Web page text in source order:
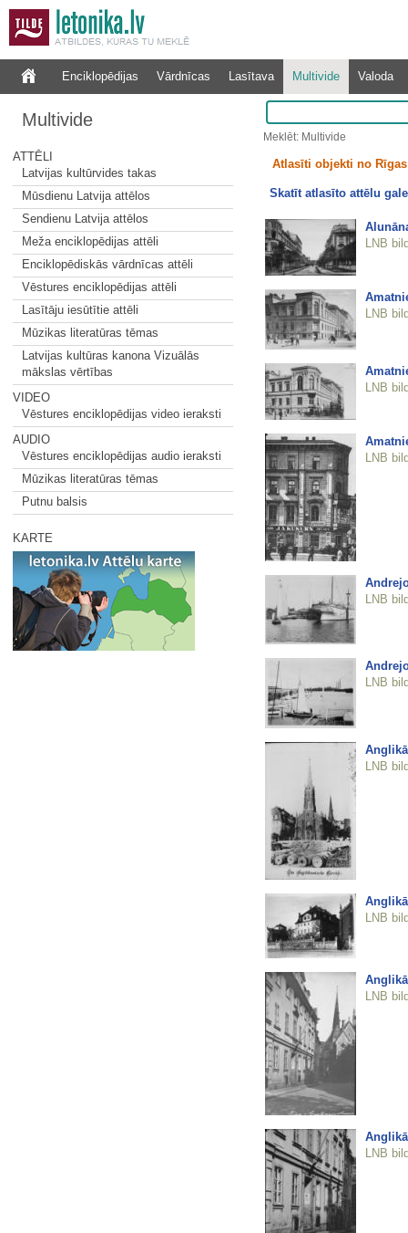
Enciklopēdijas Vārdnīcas Lasītava Multivide Valoda
Multivide
ATTĒLI
Latvijas kultūrvides takas
Mūsdienu Latvija attēlos
Sendienu Latvija attēlos
Meža enciklopēdijas attēli
Enciklopēdiskās vārdnīcas attēli
Vēstures enciklopēdijas attēli
Lasītāju iesūtītie attēli
Mūzikas literatūras tēmas
Latvijas kultūras kanona Vizuālās
mākslas vērtības
VIDEO
Vēstures enciklopēdijas video ieraksti
AUDIO
Vēstures enciklopēdijas audio ieraksti
Mūzikas literatūras tēmas
Putnu balsis
KARTE
Meklēt: Multivide
Atlasīti objekti no
Skatīt atlasīto attēlu
LNB
LNB
LNB
LNB
LNB
LNB
LNB
LNB
LNB
LNB